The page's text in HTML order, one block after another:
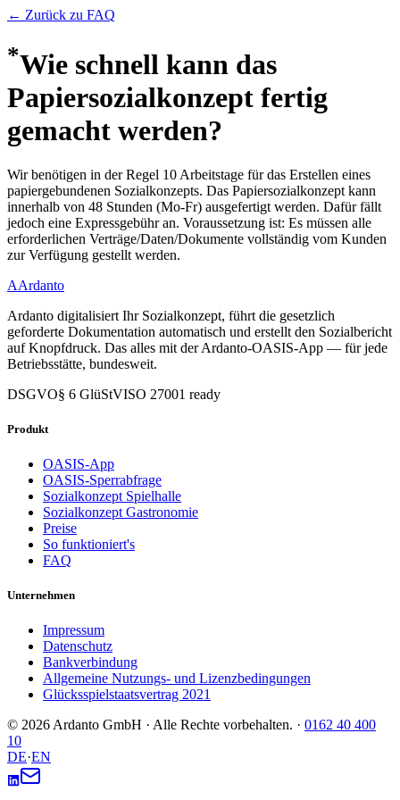
← Zurück zu FAQ
*Wie schnell kann das
Papiersozialkonzept fertig
gemacht werden?
Wir benötigen in der Regel 10 Arbeitstage für das Erstellen eines
papiergebundenen Sozialkonzepts. Das Papiersozialkonzept kann
innerhalb von 48 Stunden (Mo-Fr) ausgefertigt werden. Dafür fällt
jedoch eine Expressgebühr an. Voraussetzung ist: Es müssen alle
erforderlichen Verträge/Daten/Dokumente vollständig vom Kunden
zur Verfügung gestellt werden.
AArdanto
Ardanto digitalisiert Ihr Sozialkonzept, führt die gesetzlich
geforderte Dokumentation automatisch und erstellt den Sozialbericht
auf Knopfdruck. Das alles mit der Ardanto-OASIS-App — für jede
Betriebsstätte, bundesweit.
DSGVO§ 6 GlüStVISO 27001 ready
Produkt
OASIS-App
OASIS-Sperrabfrage
Sozialkonzept Spielhalle
Sozialkonzept Gastronomie
Preise
So funktioniert's
FAQ
Unternehmen
Impressum
Datenschutz
Bankverbindung
Allgemeine Nutzungs- und Lizenzbedingungen
Glücksspielstaatsvertrag 2021
© 2026 Ardanto GmbH · Alle Rechte vorbehalten. · 0162 40 400
10
DE·EN